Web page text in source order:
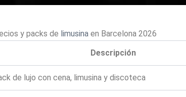
y packs de limusinaen Barcelona 2026
Descripción
de lujo con cena, limusina y discoteca